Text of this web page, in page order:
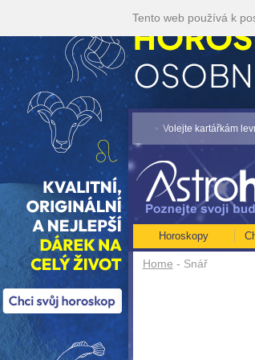
Home - Snář
Horoskopy
NA ROK 2026...[více] • Volejte kartářkám levněji a
Tento web používá k